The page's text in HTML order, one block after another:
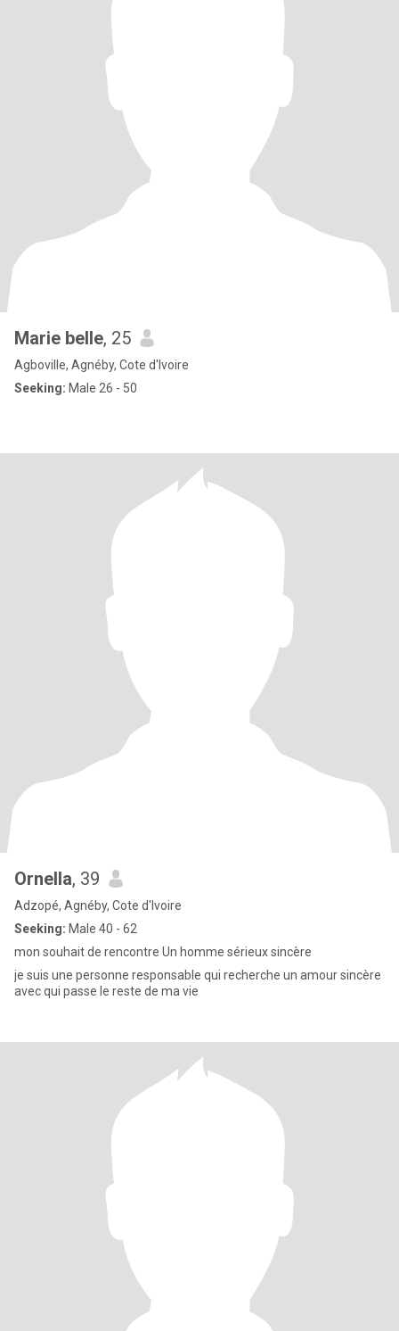
Marie belle, 25
Agboville, Agnéby, Cote d'Ivoire
Seeking: Male 26 - 50
Ornella, 39
Adzopé, Agnéby, Cote d'Ivoire
Seeking: Male 40 - 62
mon souhait de rencontre Un homme sérieux sincère
je suis une personne responsable qui recherche un amour sincère
avec qui passe le reste de ma vie